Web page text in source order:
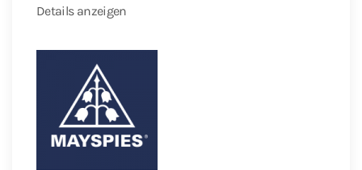
Details anzeigen